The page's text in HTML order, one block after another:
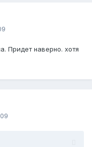
Придет наверно. хотя